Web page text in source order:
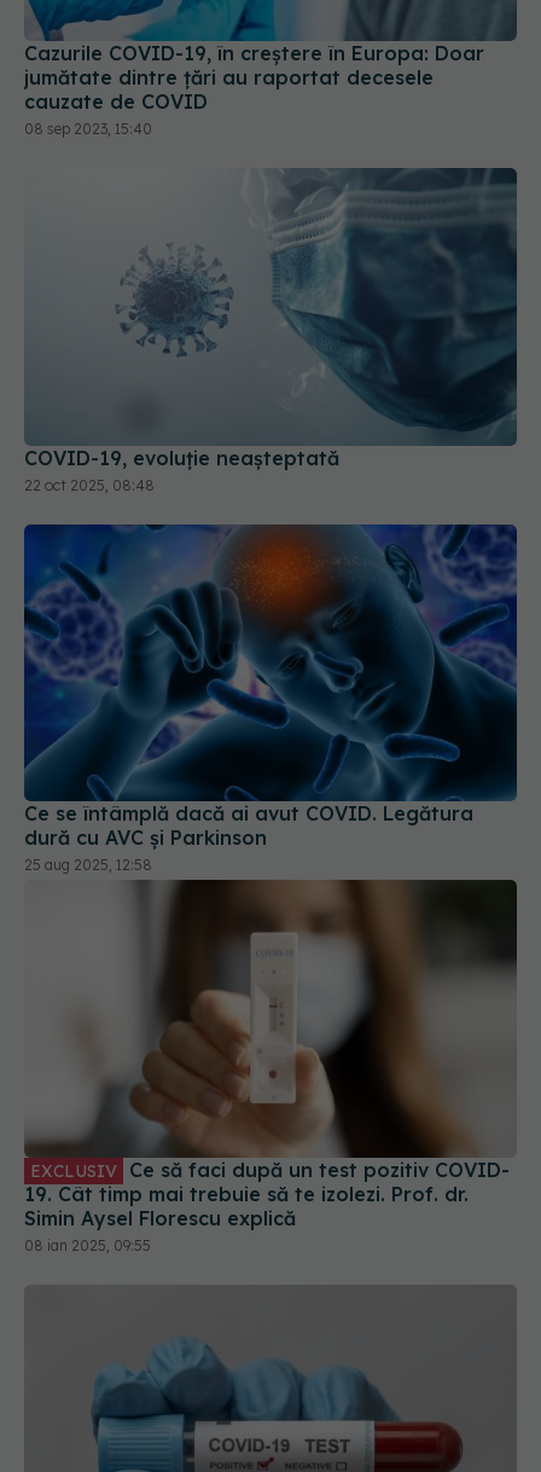
jumătate dintre țări au raportat decesele
cauzate de COVID
08 sep 2023, 15:40
COVID-19, evoluție neașteptată
Ce se întâmplă dacă ai avut COVID. Legătura
dură cu AVC și Parkinson
25 aug 2025, 12:58
19. Cât timp mai trebuie să te izolezi. Prof. dr.
Simin Aysel Florescu explică
08 ian 2025, 09:55